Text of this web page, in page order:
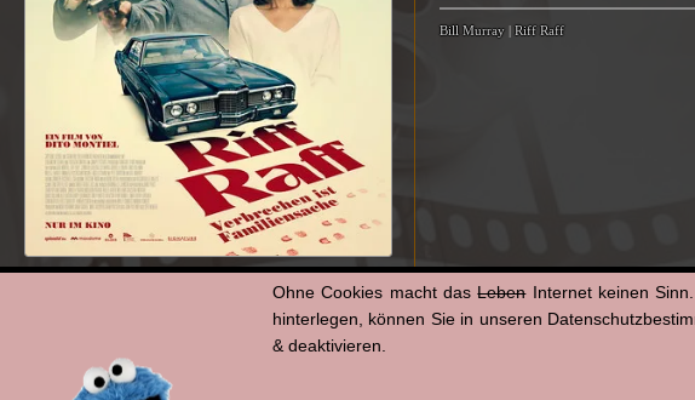
Bill Murray |Riff Raff
Ohne Cookies macht dasLebenInternet keinen
hinterlegen, können Sie in unseren
& deaktivieren.